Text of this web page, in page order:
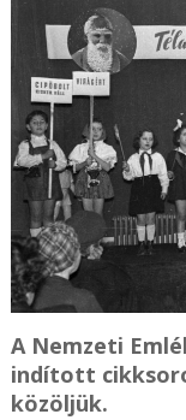
A Nemzeti
indított
közöljük.